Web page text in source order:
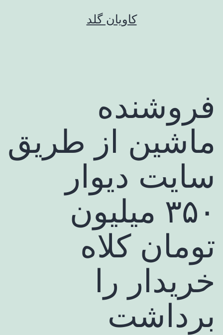
کاویان گلد
فروشنده
ماشین از طریق
سایت دیوار
۳۵۰ میلیون
تومان کلاه
خریدار را
برداشت